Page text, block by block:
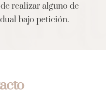
realizar alguno de
bajo petición.